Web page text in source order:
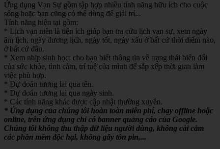
Ứng dụng Vạn Sự gồm tập hợp nhiều tính năng hữu ích cho cuộc
sống hoặc bạn cũng có thể dùng để giải trí...
Tính năng hiện tại gồm:
* Lịch vạn niên là tiện ích giúp bạn tra cứu lịch vạn sự, xem ngày
âm lịch, ngày dương lịch, ngày tốt, ngày xấu ở bất cứ thời điểm nào,
ở bất cứ đâu.
* Xem nhịp sinh học: cho bạn biết thông tin về trạng thái biến đổi
của sức khỏe, tình cảm, trí tuệ của mình để sắp xếp thời gian làm
việc phù hợp.
* Dự đoán tương lai qua tên.
* Dự đoán tương lai qua ngày sinh.
* Các tính năng khác được cập nhật thường xuyên.
* Ứng dụng của chúng tôi hoàn toàn miễn phí, chạy offline hoặc
online, trên ứng dụng chỉ có banner quảng cáo của Google.
Chúng tôi không thu thập dữ liệu người dùng, không cài cắm
các phần mềm độc hại, không gây tốn pin,...